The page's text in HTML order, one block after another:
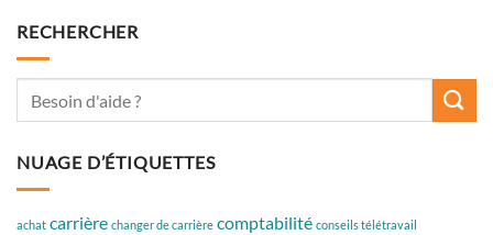
RECHERCHER
NUAGE D’ÉTIQUETTES
achat carrière changer de carrière comptabilité conseils télétravail